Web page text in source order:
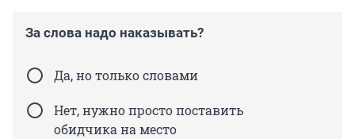
За слова надо наказывать?
Да, но только словами
Нет, нужно просто поставить
обидчика на место